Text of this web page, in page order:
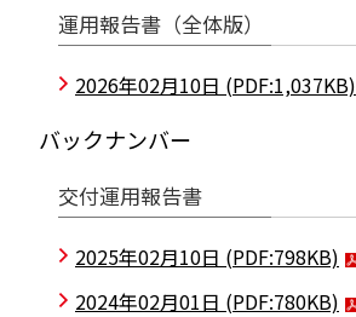
運用報告書（全体版）
2026年02月10日 (PDF:1,037KB)
バックナンバー
交付運用報告書
2025年02月10日 (PDF:798KB)
2024年02月01日 (PDF:780KB)